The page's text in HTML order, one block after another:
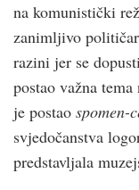
na komunistički
zanimljivo
razini jer se
postao važna
je postao spomen-
svjedočanstva
predstavljala